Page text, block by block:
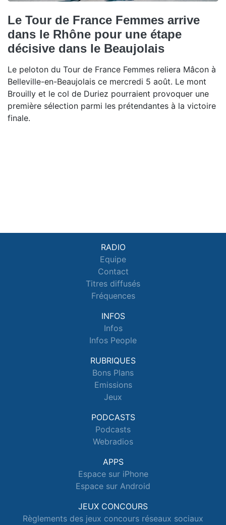
Le Tour de France Femmes arrive
dans le Rhône pour une étape
décisive dans le Beaujolais
Le peloton du Tour de France Femmes reliera Mâcon à
Belleville-en-Beaujolais ce mercredi 5 août. Le mont
Brouilly et le col de Duriez pourraient provoquer une
première sélection parmi les prétendantes à la victoire
finale.
RADIO
Equipe
Contact
Titres diffusés
Fréquences
INFOS
Infos
Infos People
RUBRIQUES
Bons Plans
Emissions
Jeux
PODCASTS
Podcasts
Webradios
APPS
Espace sur iPhone
Espace sur Android
JEUX CONCOURS
Règlements des jeux concours réseaux sociaux